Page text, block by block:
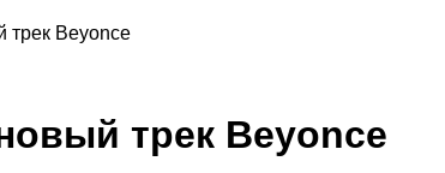
трек Beyonce
трек Beyonce